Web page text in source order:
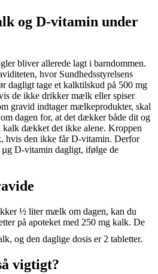
og D-vitamin under
bliver allerede lagt i barndommen.
hvor Sundhedsstyrelsens
dagligt tage et kalktilskud på 500 mg
de ikke drikker mælk eller spiser
gravid indtager mælkeprodukter, skal
dagen for, at det dækker både dit og
kalk dækket det ikke alene. Kroppen
hvis den ikke får D-vitamin. Derfor
µg D-vitamin dagligt, ifølge de
½ liter mælk om dagen, kan du
på apoteket med 250 mg kalk. De
og den daglige dosis er 2 tabletter.
vigtigt?